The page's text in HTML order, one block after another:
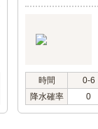
時間 0-6
降水確率
0